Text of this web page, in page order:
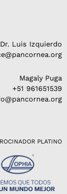
Dr. Luis Izquierdo
Magaly Puga
+51 961651539
PLATINO